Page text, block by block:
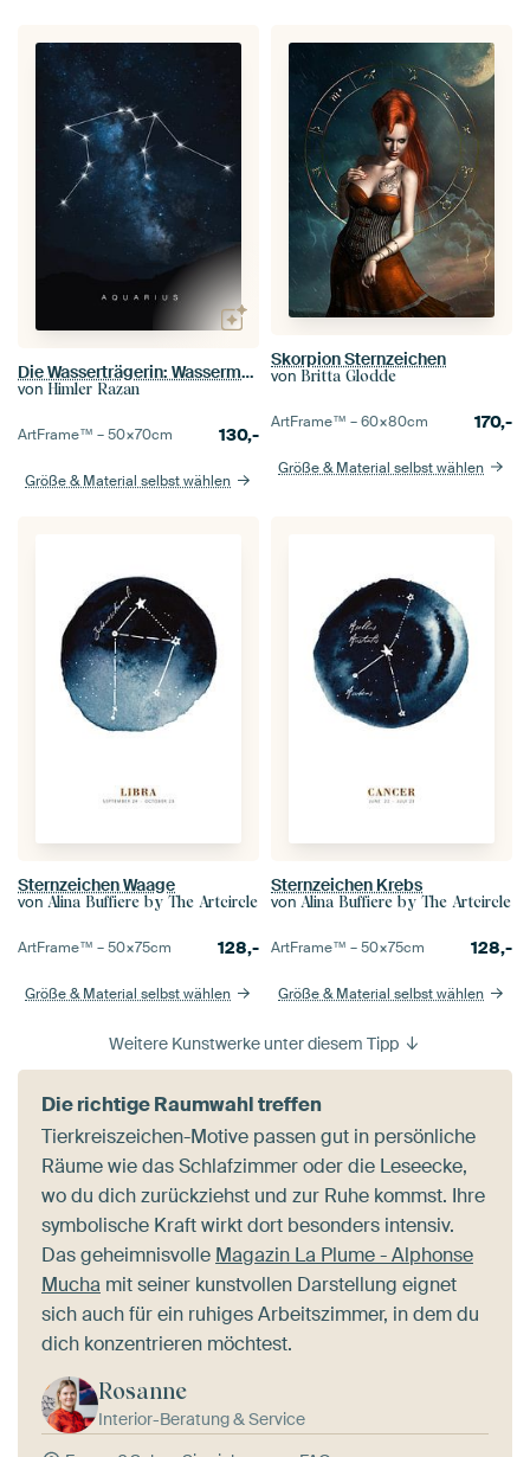
Die Wasserträgerin: Wassermann Sternbild Poster
von Himler Razan
ArtFrame™ –50×70cm 130,-
Größe & Material selbst wählen
Skorpion Sternzeichen
von Britta Glodde
ArtFrame™ –60×80cm 170,-
Größe & Material selbst wählen
Sternzeichen Waage
von Alina Buffiere by The Artcircle
ArtFrame™ –50×75cm 128,-
Größe & Material selbst wählen
Sternzeichen Krebs
von Alina Buffiere by The Artcircle
ArtFrame™ –50×75cm 128,-
Größe & Material selbst wählen
Weitere Kunstwerke unter diesem Tipp
Die richtige Raumwahl treffen
Tierkreiszeichen-Motive passen gut in persönliche
Räume wie das Schlafzimmer oder die Leseecke,
wo du dich zurückziehst und zur Ruhe kommst. Ihre
symbolische Kraft wirkt dort besonders intensiv.
Das geheimnisvolle Magazin La Plume - Alphonse
Mucha mit seiner kunstvollen Darstellung eignet
sich auch für ein ruhiges Arbeitszimmer, in dem du
dich konzentrieren möchtest.
Rosanne
Interior-Beratung & Service